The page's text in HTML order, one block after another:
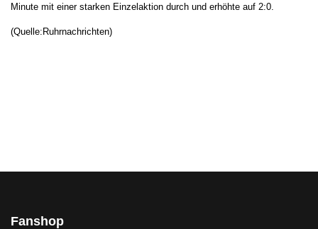
Minute mit einer starken Einzelaktion durch und erhöhte auf 2:0.
(Quelle:Ruhrnachrichten)
Fanshop